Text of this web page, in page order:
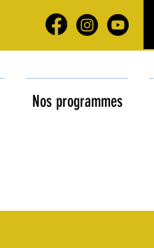
Nos programmes